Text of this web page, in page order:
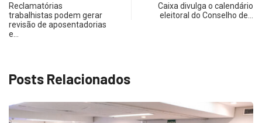
Reclamatórias
trabalhistas podem gerar
revisão de aposentadorias
e…
Caixa divulga o calendário
eleitoral do Conselho de…
Posts Relacionados